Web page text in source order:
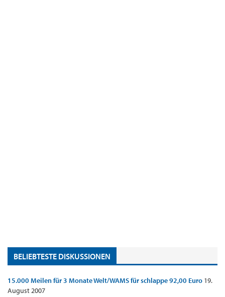
BELIEBTESTE DISKUSSIONEN
15.000 Meilen für 3 Monate Welt/WAMS für schlappe 92,00 Euro 19.
August 2007